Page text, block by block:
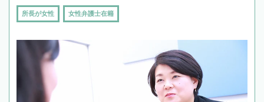
所長が女性 女性弁護士在籍